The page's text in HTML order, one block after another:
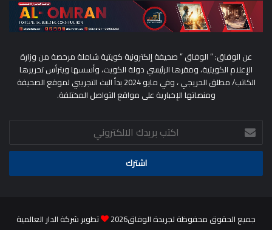
عن الوفاق: ” الوفاق ” صحيفة إلكترونية كويتية شاملة مرخصة من وزارة
الإعلام الكويتية، ومقرها الرئيسي دولة الكويت، وأسسها ويترأس تحريرها
الكاتب/ مطلق الحريجي ، وفي مايو 2024 بدأ البث التجريبي لموقع الصحيفة
ومنصاتها الإخبارية على مواقع التواصل المختلفة.
اكتب
بريدك
الالكتروني
جميع الحقوق محفوظة لجريدة الوفاق2026 تطوير شركة الدار العالمية